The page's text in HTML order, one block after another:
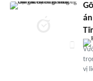
vị